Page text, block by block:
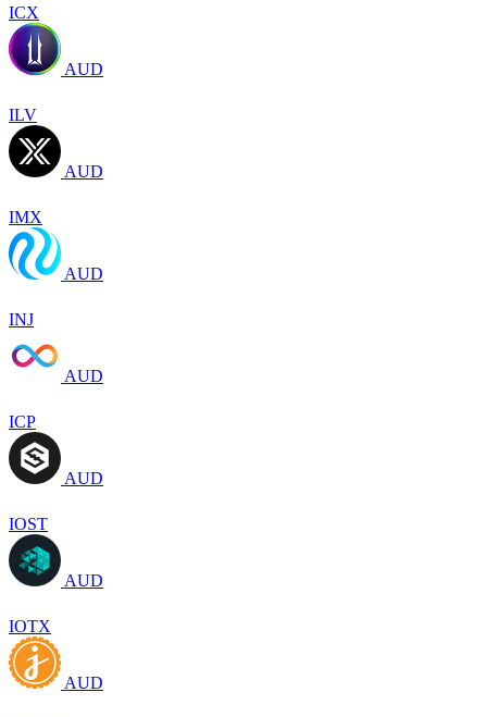
ICX
AUD
ILV
AUD
IMX
AUD
INJ
AUD
ICP
AUD
IOST
AUD
IOTX
AUD